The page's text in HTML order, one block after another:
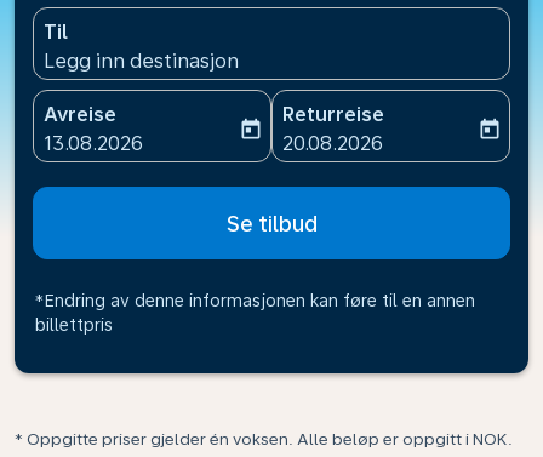
Til
Legg inn destinasjon
Avreise
fc-booking-departure-date-aria-label
13.08.2026
today
Returreise
fc-booking-return-date-
20.08.2026
today
Se tilbud
*Endring av denne informasjonen kan føre til en annen
billettpris
* Oppgitte priser gjelder én voksen. Alle beløp er oppgitt i NOK.